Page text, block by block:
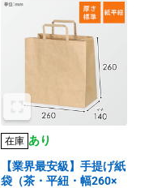
在庫 あり
【業界最安級】手提げ紙
袋（茶・平紐・幅260×